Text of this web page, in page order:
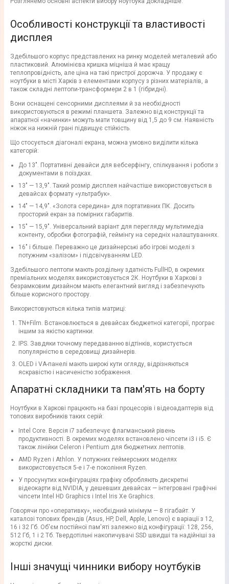
Особливості конструкції та властивості
дисплея
Здебільшого корпус представлених на ринку моделей металевий або
пластиковий. Алюмінієва кришка міцніша й має кращу
теплопровідність, але ціна на такі пристрої дорожча. У продажу є
ноутбуки в місті Харків з елементами корпусу з різних матеріалів, а
також складні лептопи-трансформери 2 в 1 (гібридні).
Вони оснащені сенсорними дисплеями й за необхідності
використовуються в режимі планшета. Залежно від конструкції та
апаратної «начинки» можуть мати товщину від 1,5 до 9 см. Наявність
ніжок на нижній грані підвищує стійкість.
Що стосується діагоналі екрана, можна умовно виділити кілька
категорій:
До 13". Портативні девайси для вебсерфінгу, спілкування і роботи з
документами в поїздках.
13" — 13,9". Такий розмір дисплея найчастіше використовується в
девайсах формату «ультрабук».
14" — 14,9". «Золота середина» для портативних ПК. Досить
просторий екран за помірних габаритів.
15" — 15,9". Універсальний варіант для перегляду мультимедіа
контенту, обробки фотографій, геймінгу на середніх налаштуваннях.
16" і більше. Переважно це дизайнерські або ігрові моделі з
потужним «залізом» і підсвічуванням LED.
Здебільшого лептопи мають роздільну здатність FullHD, в окремих
преміальних моделях використовується 2К. Ноутбуки в Харкові з
безрамковим дизайном мають елегантний вигляд і забезпечують
більше корисного простору.
Використовуються кілька типів матриці:
TN+Film. Встановлюється в девайсах бюджетної категорії, програє
іншим за якістю картинки.
IPS. Завдяки точному передаванню відтінків, користується
популярністю в середовищі дизайнерів.
OLED і VA-панелі мають широкі кути огляду, відрізняються
яскравістю і насиченістю зображення.
Апаратні складники та пам'ять на борту
Ноутбуки в Харкові працюють на базі процесорів і відеоадаптерів від
топових виробників таких серій:
Intel Core. Версія i7 забезпечує флагманський рівень
продуктивності. В окремих моделях встановлено чіпсети i3 і i5. Є
також лінійки Celeron і Pentium для бюджетних лептопів.
AMD Ryzen і Athlon. У потужних геймерських моделях
використовується 5-е і 7-е покоління Ryzen.
У просунутих конфігураціях графіку обробляють дискретні
відеокарти від NVIDIA, у дешевших девайсах — інтегровані графічні
чіпсети Intel HD Graphics і Intel Iris Xe Graphics.
Говорячи про «оперативку», необхідний мінімум — 8 гігабайт. У
каталозі топових брендів (Asus, HP, Dell, Apple, Lenovo) є варіації з 12,
16 і 32 Гб. Об'єм постійної пам'яті залежно від конфігурації: 128, 256,
512 Гб, 1 і 2 Тб. Твердотільні накопичувачі SSD швидші та надійніші за
жорсткі диски.
Інші значущі чинники вибору ноутбуків